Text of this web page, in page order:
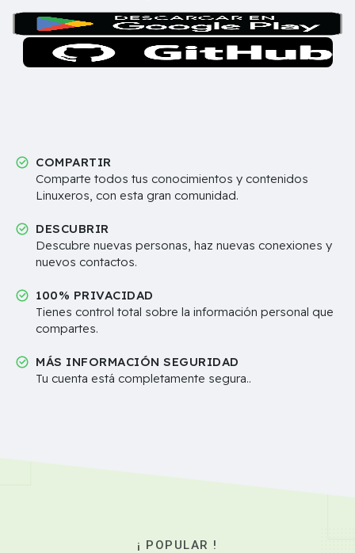
COMPARTIR
Comparte todos tus conocimientos y contenidos
Linuxeros, con esta gran comunidad.
DESCUBRIR
Descubre nuevas personas, haz nuevas conexiones y
nuevos contactos.
100% PRIVACIDAD
Tienes control total sobre la información personal que
compartes.
MÁS INFORMACIÓN SEGURIDAD
Tu cuenta está completamente segura..
¡ POPULAR !